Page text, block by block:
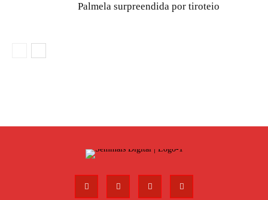
Palmela surpreendida por tiroteio